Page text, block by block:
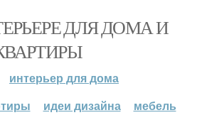
ДЛЯ ДОМА И
интерьер для дома
идеи дизайна мебель